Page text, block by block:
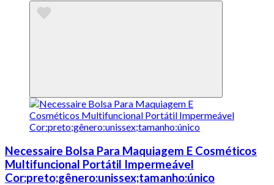
Necessaire Bolsa Para Maquiagem E Cosméticos
Multifuncional Portátil Impermeável
Cor:preto;gênero:unissex;tamanho:único